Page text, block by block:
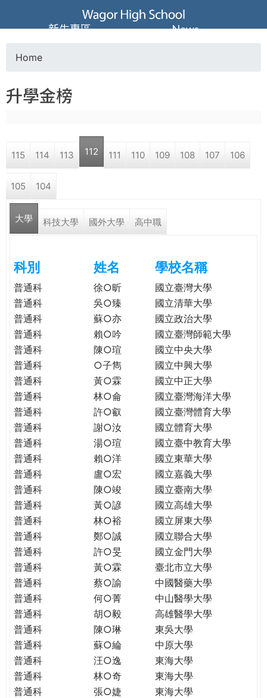
Jump to navigation
葳
格
高
學
格。
民。
WAGOR
TODAY
THE
WORLD
TOMORROW
PUTTING
YOU
THE
PATH
GLOBAL
CITIZENSHIP
o
a
r
e
e
r
e
Home
升學金榜
115 114 113 112 111 110 109 108 107 106
105 104
大學 科技大學 國外大學 高中職
科別 姓名 學校名稱
普通科 徐○昕
國立臺灣大學
普通科
吳○臻
國立清華大學
普通科
蘇○亦
國立政治大學
普通科
賴○吟
國立臺灣師範大學
普通科
陳○瑄
國立中央大學
普通科
○子雋
國立中興大學
普通科
黃○霖
國立中正大學
普通科
林○侖
國立臺灣海洋大學
普通科
許○叡
國立臺灣體育大學
普通科
謝○汝
國立體育大學
普通科
湯○瑄
國立臺中教育大學
普通科
賴○洋
國立東華大學
普通科
盧○宏
國立嘉義大學
普通科
陳○竣
國立臺南大學
普通科
黃○諺
國立高雄大學
普通科
林○裕
國立屏東大學
普通科
鄭○誠
國立聯合大學
普通科
許○旻
國立金門大學
普通科
黃○霖
臺北市立大學
普通科
蔡○諭
中國醫藥大學
普通科
何○菁
中山醫學大學
普通科
胡○毅
高雄醫學大學
普通科
陳○琳
東吳大學
普通科
蘇○綸
中原大學
普通科
汪○逸
東海大學
普通科
林○奇
東海大學
普通科
張○婕
東海大學
新生專區 News